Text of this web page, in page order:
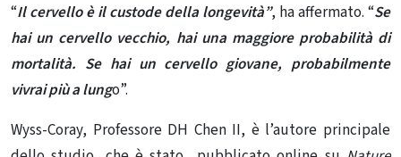
“Il cervello è il custode della longevità”, ha affermato. “Se
hai un cervello vecchio, hai una maggiore probabilità di
mortalità. Se hai un cervello giovane, probabilmente
vivrai più a lungo”.
Wyss-Coray, Professore DH Chen II, è l’autore principale